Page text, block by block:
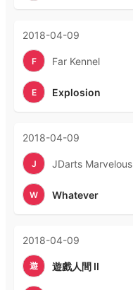
2018-04-09
F Far Kennel
E Explosion
2018-04-09
J JDarts Marvelous
W Whatever
2018-04-09
遊 遊戲人間 II